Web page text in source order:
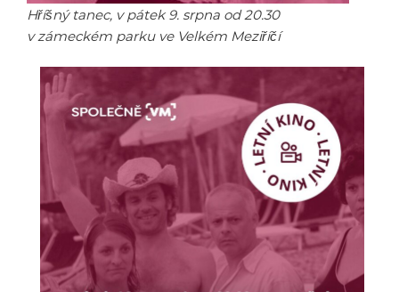
Hříšný tanec, v pátek 9. srpna od 20.30
v zámeckém parku ve Velkém Meziříčí